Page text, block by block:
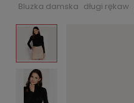
Bluzka damska długi rękaw